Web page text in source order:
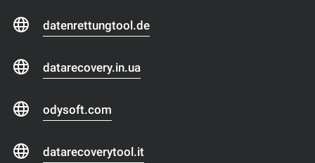
datenrettungtool.de
datarecovery.in.ua
odysoft.com
datarecoverytool.it